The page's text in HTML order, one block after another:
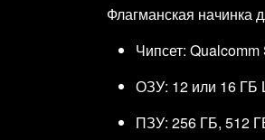
Флагманская начинка
Чипсет:
ОЗУ: 12 или 16 ГБ
ПЗУ: 256 ГБ, 512